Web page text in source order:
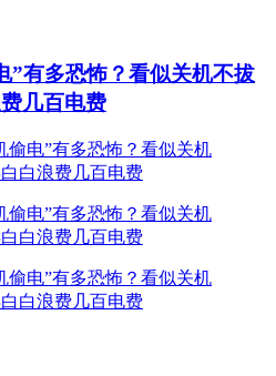
”有多恐怖？看似关机不拔
几百电费